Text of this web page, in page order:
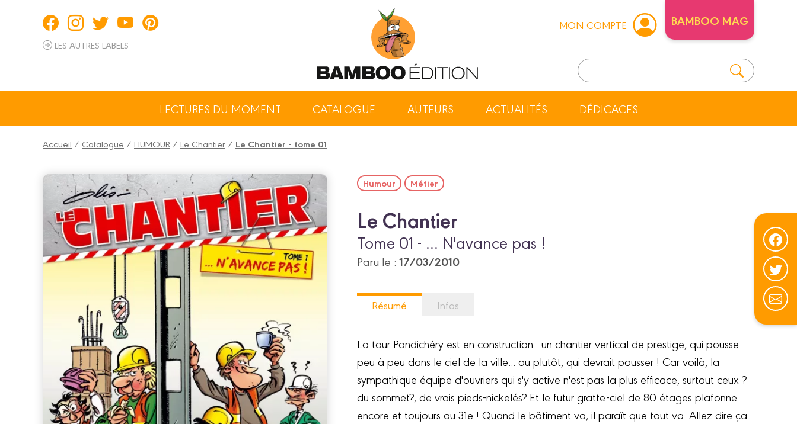
LES AUTRES LABELS
MON COMPTE BAMBOO MAG
LECTURES DU MOMENT CATALOGUE AUTEURS ACTUALITÉS DÉDICACES
Accueil / Catalogue / HUMOUR / Le Chantier / Le Chantier - tome 01
Humour Métier
Le Chantier
Tome 01 - ... N'avance pas !
Paru le : 17/03/2010
Résumé Infos
La tour Pondichéry est en construction : un chantier vertical de prestige, qui pousse
peu à peu dans le ciel de la ville... ou plutôt, qui devrait pousser ! Car voilà, la
sympathique équipe d'ouvriers qui s'y active n'est pas la plus efficace, surtout ceux ?
du sommet?, de vrais pieds-nickelés? Et le futur gratte-ciel de 80 étages plafonne
encore et toujours au 31e ! Quand le bâtiment va, il paraît que tout va. Allez dire ça